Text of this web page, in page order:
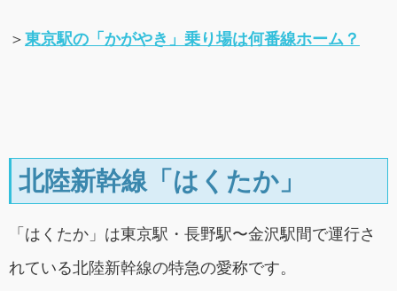
＞ 東京駅の「かがやき」乗り場は何番線ホーム？
北陸新幹線「はくたか」
「はくたか」は東京駅・長野駅〜金沢駅間で運行さ
れている北陸新幹線の特急の愛称です。